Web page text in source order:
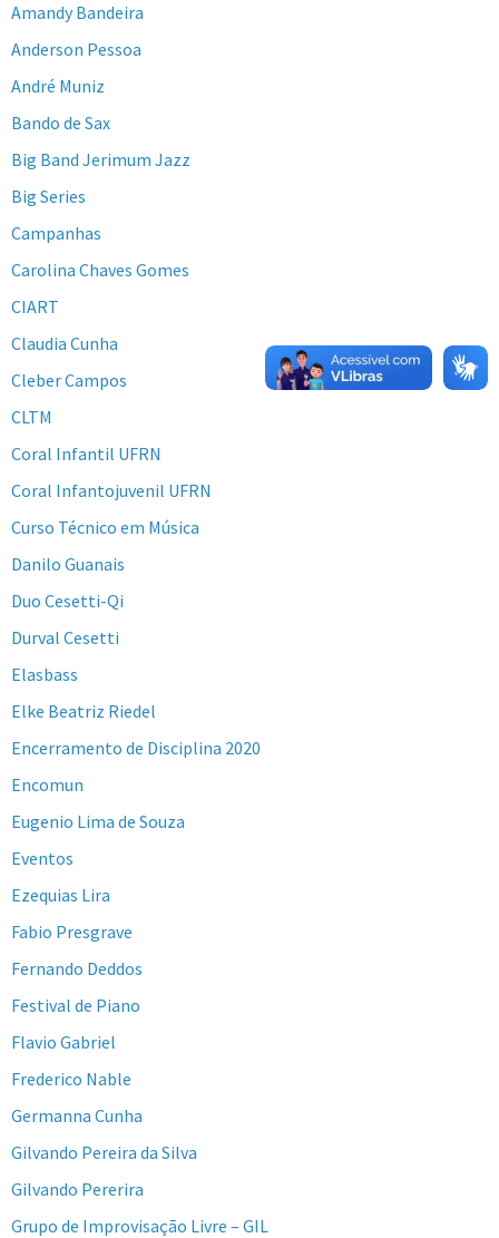
Amandy Bandeira
Anderson Pessoa
André Muniz
Bando de Sax
Big Band Jerimum Jazz
Big Series
Campanhas
Carolina Chaves Gomes
CIART
Claudia Cunha
Cleber Campos
CLTM
Coral Infantil UFRN
Coral Infantojuvenil UFRN
Curso Técnico em Música
Danilo Guanais
Duo Cesetti-Qi
Durval Cesetti
Elasbass
Elke Beatriz Riedel
Encerramento de Disciplina 2020
Encomun
Eugenio Lima de Souza
Eventos
Ezequias Lira
Fabio Presgrave
Fernando Deddos
Festival de Piano
Flavio Gabriel
Frederico Nable
Germanna Cunha
Gilvando Pereira da Silva
Gilvando Pererira
Grupo de Improvisação Livre – GIL